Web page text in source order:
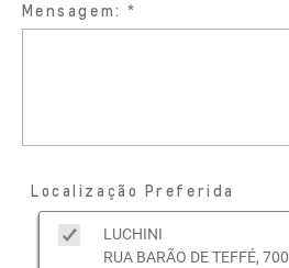
Mensagem:
Localização Preferida
LUCHINI
RUA BARÃO DE TEFFÉ, 700